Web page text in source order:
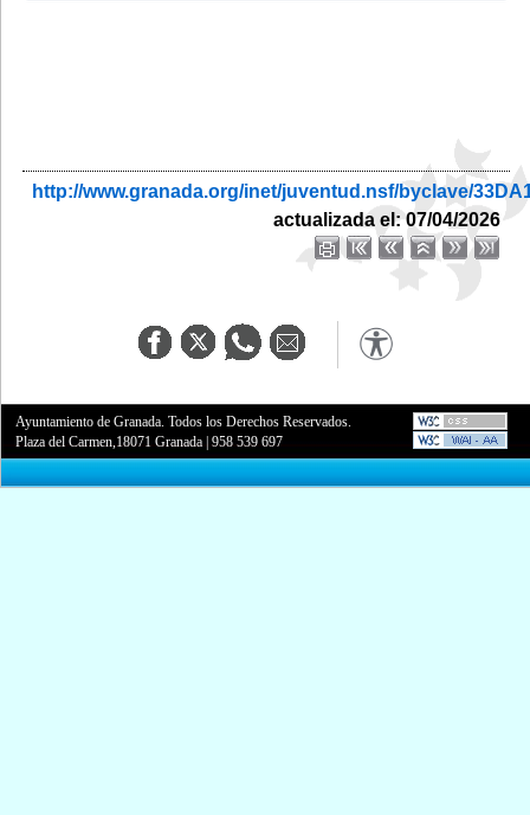
http://www.granada.org/inet/juventud.nsf/byclave/
actualizada el: 07/04/2026
Ayuntamiento de Granada. Todos los Derechos Reservados.
Plaza del Carmen,18071 Granada |958 539 697